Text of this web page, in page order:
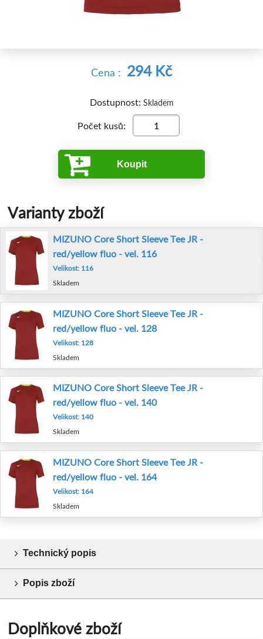
Cena : 294 Kč
Dostupnost: Skladem
Počet kusů:
Koupit
Varianty zboží
MIZUNO Core Short Sleeve Tee JR -
red/yellow fluo - vel. 116
Velikost: 116
Skladem
MIZUNO Core Short Sleeve Tee JR -
red/yellow fluo - vel. 128
Velikost: 128
Skladem
MIZUNO Core Short Sleeve Tee JR -
red/yellow fluo - vel. 140
Velikost: 140
Skladem
MIZUNO Core Short Sleeve Tee JR -
red/yellow fluo - vel. 164
Velikost: 164
Skladem
Technický popis
Popis zboží
Doplňkové zboží